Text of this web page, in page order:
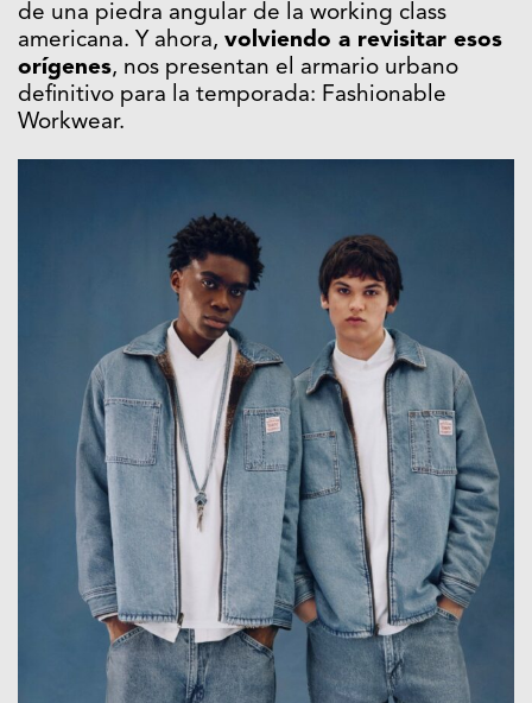
de una piedra angular de la working class
americana. Y ahora, volviendo a revisitar esos
orígenes, nos presentan el armario urbano
definitivo para la temporada: Fashionable
Workwear.